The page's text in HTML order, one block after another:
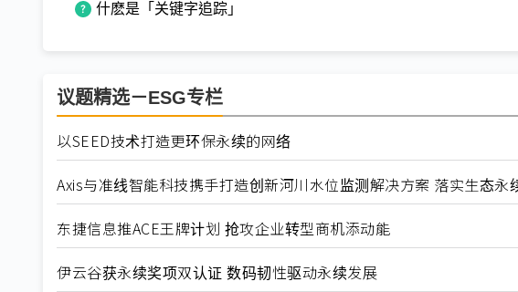
什麽是「关键字追踪」
议题精选－ESG专栏
以SEED技术打造更环保永续的网络
Axis与准线智能科技携手打造创新河川水位监测解决方案 落实生态永
东捷信息推ACE王牌计划 抢攻企业转型商机添动能
伊云谷获永续奖项双认证 数码韧性驱动永续发展